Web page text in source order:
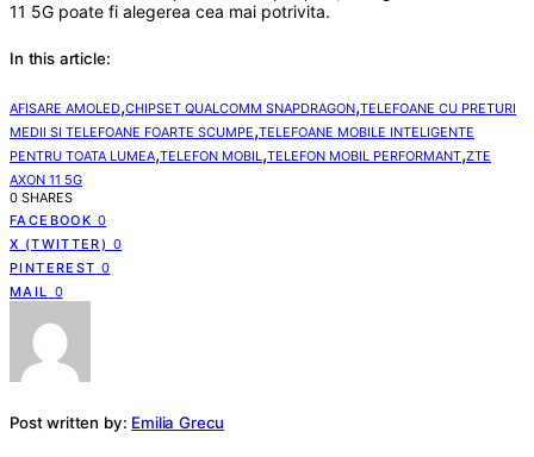
11 5G poate fi alegerea cea mai potrivita.
In this article:
AFISARE AMOLED,CHIPSET QUALCOMM SNAPDRAGON,TELEFOANE CU PRETURI
MEDII SI TELEFOANE FOARTE SCUMPE,TELEFOANE MOBILE INTELIGENTE
PENTRU TOATA LUMEA,TELEFON MOBIL ,TELEFON MOBIL PERFORMANT,ZTE
AXON 11 5G
0 SHARES
FACEBOOK 0
X (TWITTER) 0
PINTEREST 0
MAIL
0
Post written by: Emilia Grecu